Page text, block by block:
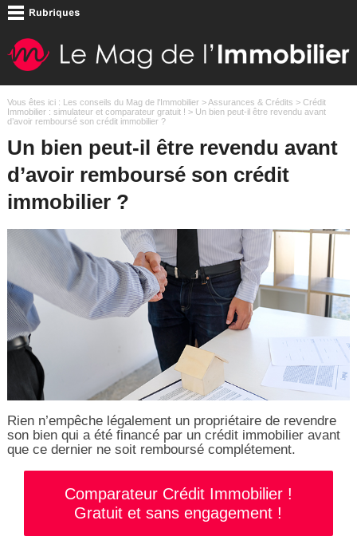
Vous êtes ici : Les conseils du Mag de l'Immobilier>Assurances & Crédits > Crédit
Immobilier : simulateur et comparateur gratuit ! > Un bien peut-il être revendu avant
d’avoir remboursé son crédit immobilier ?
Un bien peut-il être revendu avant
d’avoir remboursé son crédit
immobilier ?
Rien n’empêche légalement un propriétaire de revendre
son bien qui a été financé par un crédit immobilier avant
que ce dernier ne soit remboursé complétement.
Comparateur Crédit Immobilier !
Gratuit et sans engagement !